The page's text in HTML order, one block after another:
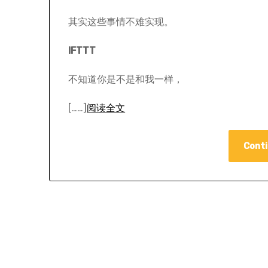
其实这些事情不难实现。
IFTTT
不知道你是不是和我一样，
[……] 阅读全文